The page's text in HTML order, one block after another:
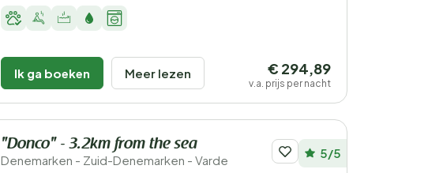
Ik ga boeken Meer lezen € 294,89
v.a. prijs per nacht
"Donco" - 3.2km from the sea
Denemarken - Zuid-Denemarken - Varde 5/5